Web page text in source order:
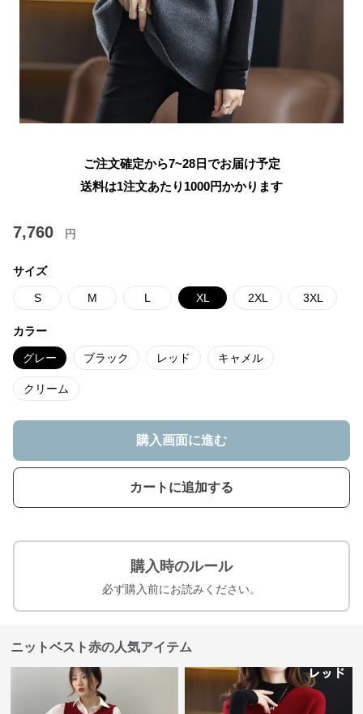
ご注文確定から7~28日でお届け予定
送料は1注文あたり 1000円かかります
7,760 円
サイズ
S M L XL 2XL 3XL
カラー
グレー ブラック レッド キャメル
クリーム
購入画面に進む
カートに追加する
購入時のルール
必ず購入前にお読みください。
ニットベスト赤の人気アイテム